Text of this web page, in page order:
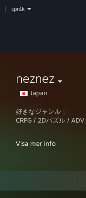
språk
neznez
Japan
好きなジャンル：
CRPG / 2Dパズル /
プロフ画像はAIで作りま
Visa mer info